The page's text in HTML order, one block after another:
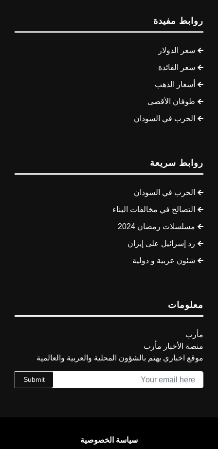
روابط مفيدة
سعر الدولار
سعر الفائدة
أسعار الذهب
طوفان الأقصى
الحرب في السودان
روابط سريعة
الحرب في السودان
التصالح في مخالفات البناء
مسلسلات رمضان 2024
رد إسرائيل على إيران
شئون عربية و دولية
معلومات
مأرب
منصة الأخبار مأرب
موقع اخباري يهتم بالشؤون المحلية والعربية والعالمية
Submit
سياسة الخصوصية